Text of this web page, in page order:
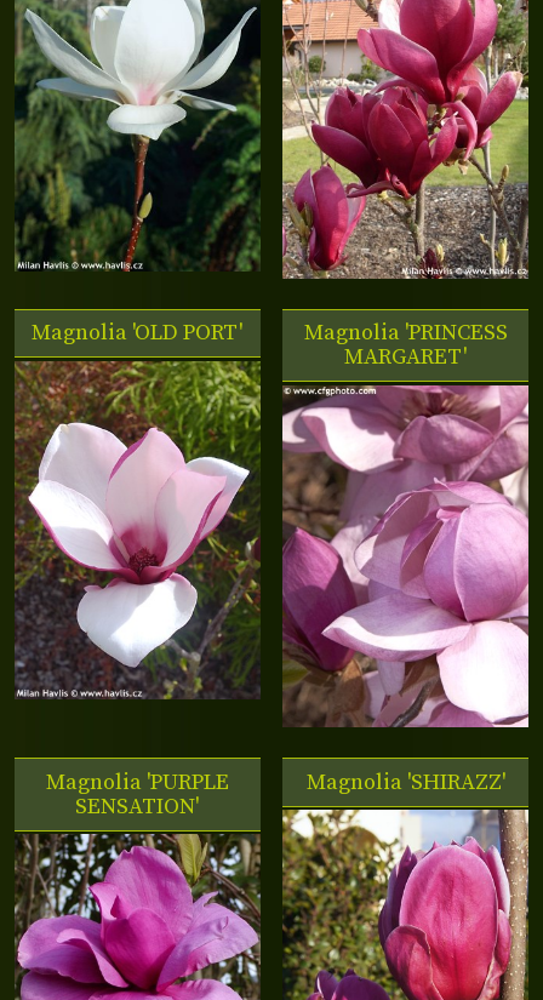
Magnolia 'OLD PORT'
Magnolia 'PRINCESS
MARGARET'
Magnolia 'PURPLE
SENSATION'
Magnolia 'SHIRAZZ'